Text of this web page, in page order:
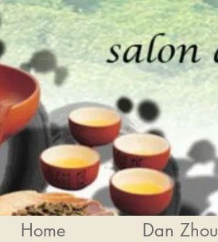
Home Dan Zhou